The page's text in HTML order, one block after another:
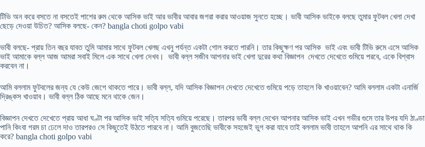
টিভি অন করে বসতে না বসতেই পাশের রুম থেকে আসিক ভাই আর ভাবীর আবার জগরা করার আওয়াজ সুনতে হচ্ছে। ভাবী আসিক ভাইকে বলছে তুমার ফুটবল খেলা দেখা
ছেড়ে দেওয়া উচিত? আসিক বলছে- কেন? bangla choti golpo vabi
ভাবী বলছে- প্রায় তিন বছর যাবত তুমি আমার সাথে ফুটবল খেলছ এখনু পর্যন্ত একটা গোল করতে পারনি। তার কিছুক্ষণ পর আসিক ভাই এবং ভাবী টিভি রুমে এসে আসিক
ভাই আমাকে বল্ল আজ আমরা সবাই মিলে এক সাথে খেলা দেখব। ভাবী বল্ল সজীব আপনার ভাই খেলা দুরের কথা বিজ্ঞাপন দেখতে দেখেতে গুমিয়ে পরবে, একে বিশ্বাস
করবেন না।
আমি বললাম ফুটবলের জন্য যে কেউ জেগে থাকতে পারে। ভাবী বল্ল, যদি আসিক বিজ্ঞাপন দেখতে দেখেতে গুমিয়ে পড়ে তাহলে কি খাওয়াবেন? আমি বললাম একটা এনার্জি
দ্রিঙ্কস খাওয়াব। ভাবী বল্ল ঠিক আছে মনে থাকে জেন।
বিজ্ঞাপন দেখতে দেখেতে প্রায় আধা ঘণ্টা পর আসিক ভাই সত্যি সত্যি গুমিয়ে পরেছে। তারপর ভাবী বল্ল দেখেন আপনার আসিক ভাই এখন গভীর গুমে তার উপর যদি ঠাণ্ডা
পানি কিংবা গরম চা ঢেলে দাও তারপরও সে কিছুতেই উঠতে পারবে না। আমি বুজতেছি ভাবীকে সহজেই ভুগ করা যাবে তাই বললাম ভাবী তাহলে আপনি এর সাথে থাক কি
করে? bangla choti golpo vabi